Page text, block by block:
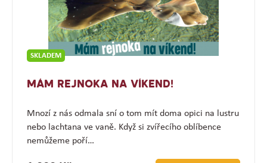
SKLADEM
MÁM REJNOKA NA VÍKEND!
Mnozí z nás odmala sní o tom mít doma opici na lustru
nebo lachtana ve vaně. Když si zvířecího oblíbence
nemůžeme poří…